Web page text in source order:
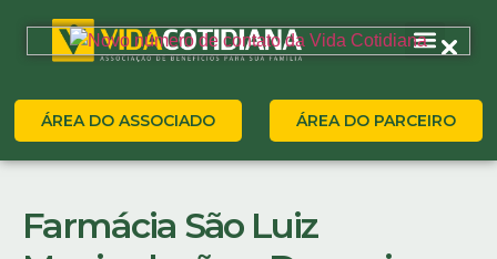
ÁREA DO ASSOCIADO ÁREA DO PARCEIRO
Farmácia São Luiz